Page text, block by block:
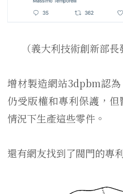
（義大利技術創新部長
增材製造網站3dpbm認
仍受版權和專利保護，
情況下生產這些零件。
還有網友找到了閥門的專